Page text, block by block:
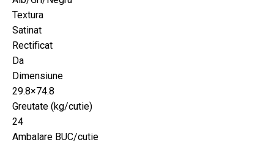
Textura
Satinat
Rectificat
Da
Dimensiune
29.8×74.8
Greutate (kg/cutie)
24
Ambalare BUC/cutie